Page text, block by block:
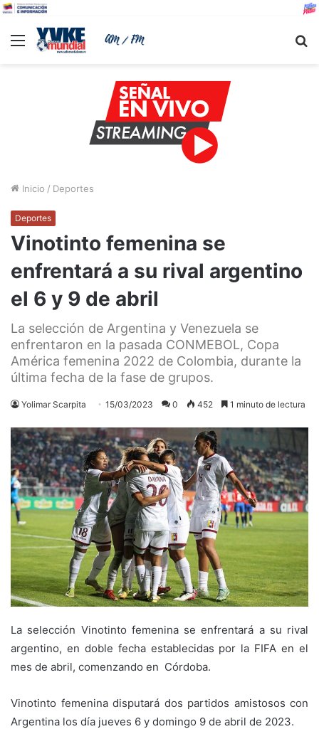
Menu
Inicio / Deportes
Deportes
Vinotinto femenina se
enfrentará a su rival argentino
el 6 y 9 de abril
La selección de Argentina y Venezuela se
enfrentaron en la pasada CONMEBOL, Copa
América femenina 2022 de Colombia, durante la
última fecha de la fase de grupos.
Yolimar Scarpita 15/03/2023 0 452 1 minuto de lectura
La selección Vinotinto femenina se enfrentará a su rival
argentino, en doble fecha establecidas por la FIFA en el
mes de abril, comenzando en Córdoba.
Vinotinto femenina disputará dos partidos amistosos con
Argentina los día jueves 6 y domingo 9 de abril de 2023.